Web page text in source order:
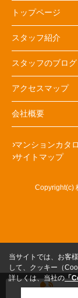
トップページ
スタッフ紹介
スタッフのブログ
アクセスマップ
会社概要
マンションカタ
サイトマップ
Copyright(c)
当サイトでは、お客
して、クッキー（
詳しくは、当社の「